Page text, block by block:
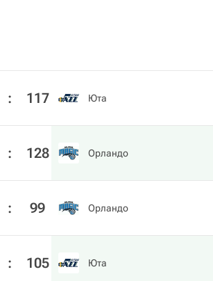
: 117 Юта
: 128 Орландо
: 99 Орландо
: 105 Юта